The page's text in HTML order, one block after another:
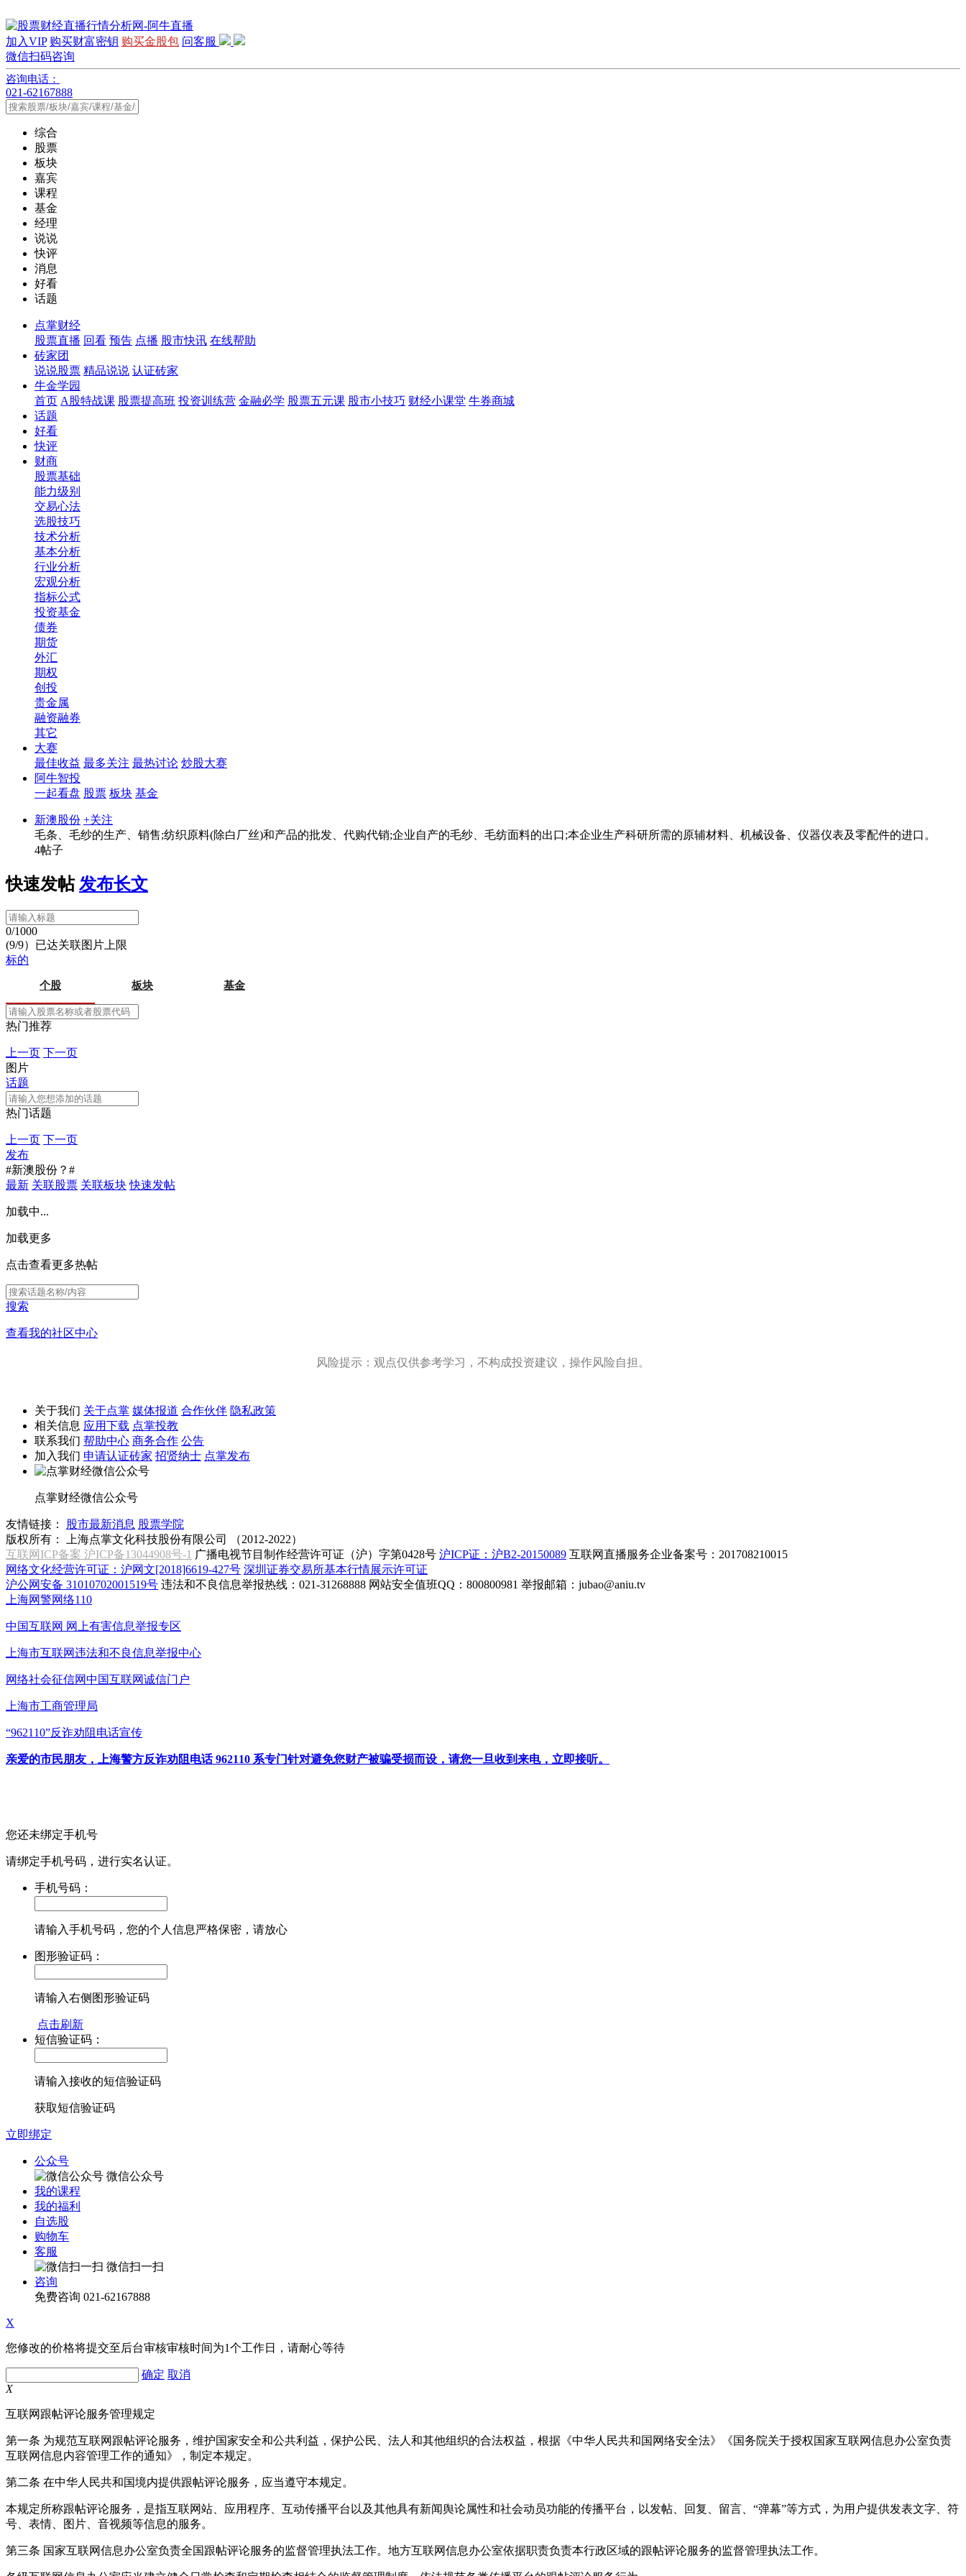
加入VIP 购买财富密钥 购买金股包 问客服
微信扫码咨询
咨询电话：
021-62167888
综合
股票
板块
嘉宾
课程
基金
经理
说说
快评
消息
好看
话题
点掌财经
股票直播 回看 预告 点播 股市快讯 在线帮助
砖家团
说说股票 精品说说 认证砖家
牛金学园
首页 A股特战课 股票提高班 投资训练营 金融必学 股票五元课 股市小技巧 财经小课堂 牛券商城
话题
好看
快评
财商
股票基础
能力级别
交易心法
选股技巧
技术分析
基本分析
行业分析
宏观分析
指标公式
投资基金
债券
期货
外汇
期权
创投
贵金属
融资融券
其它
大赛
最佳收益 最多关注 最热讨论 炒股大赛
阿牛智投
一起看盘 股票 板块 基金
新澳股份 +关注
毛条、毛纱的生产、销售;纺织原料(除白厂丝)和产品的批发、代购代销;企业自产的毛纱、毛纺面料的出口;本企业生产科研所需的原辅材料、机械设备、仪器仪表及零配件的进口。
4帖子
快速发帖 发布长文
0/1000
(9/9）已达关联图片上限
标的
个股 板块 基金
热门推荐
上一页 下一页
图片
话题
热门话题
上一页 下一页
发布
#新澳股份？#
最新 关联股票 关联板块 快速发帖
加载中...
加载更多
点击查看更多热帖
搜索
查看我的社区中心
风险提示：观点仅供参考学习，不构成投资建议，操作风险自担。
关于我们 关于点掌 媒体报道 合作伙伴 隐私政策
相关信息 应用下载 点掌投教
联系我们 帮助中心 商务合作 公告
加入我们 申请认证砖家 招贤纳士 点掌发布
点掌财经微信公众号
友情链接： 股市最新消息 股票学院
版权所有：
上海点掌文化科技股份有限公司 （2012-2022）
互联网ICP备案 沪ICP备13044908号-1 广播电视节目制作经营许可证（沪）字第0428号 沪ICP证：沪B2-20150089 互联网直播服务企业备案号：201708210015
网络文化经营许可证：沪网文[2018]6619-427号 深圳证券交易所基本行情展示许可证
沪公网安备 31010702001519号 违法和不良信息举报热线：021-31268888 网站安全值班QQ：800800981 举报邮箱： jubao@aniu.tv
上海网警网络110
中国互联网 网上有害信息举报专区
上海市互联网违法和不良信息举报中心
网络社会征信网中国互联网诚信门户
上海市工商管理局
“962110”反诈劝阻电话宣传
亲爱的市民朋友，上海警方反诈劝阻电话 962110 系专门针对避免您财产被骗受损而设，请您一旦收到来电，立即接听。
您还未绑定手机号
请绑定手机号码，进行实名认证。
手机号码：
请输入手机号码，您的个人信息严格保密，请放心
图形验证码：
请输入右侧图形验证码
点击刷新
短信验证码：
请输入接收的短信验证码
获取短信验证码
立即绑定
公众号
微信公众号
我的课程
我的福利
自选股
购物车
客服
微信扫一扫
咨询
免费咨询 021-62167888
X
您修改的价格将提交至后台审核审核时间为1个工作日，请耐心等待
确定 取消
X
互联网跟帖评论服务管理规定
第一条 为规范互联网跟帖评论服务，维护国家安全和公共利益，保护公民、法人和其他组织的合法权益，根据《中华人民共和国网络安全法》《国务院关于授权国家互联网信息办公室负责
互联网信息内容管理工作的通知》，制定本规定。
第二条 在中华人民共和国境内提供跟帖评论服务，应当遵守本规定。
本规定所称跟帖评论服务，是指互联网站、应用程序、互动传播平台以及其他具有新闻舆论属性和社会动员功能的传播平台，以发帖、回复、留言、“弹幕”等方式，为用户提供发表文字、符
号、表情、图片、音视频等信息的服务。
第三条 国家互联网信息办公室负责全国跟帖评论服务的监督管理执法工作。地方互联网信息办公室依据职责负责本行政区域的跟帖评论服务的监督管理执法工作。